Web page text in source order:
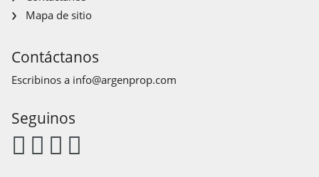
Mapa de sitio
Contáctanos
Escribinos a info@argenprop.com
Seguinos